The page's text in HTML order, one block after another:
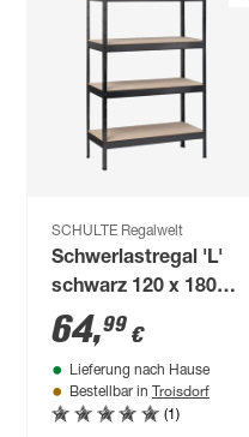
SCHULTE Regalwelt
Schwerlastregal 'L'
schwarz 120 x 180 x
40 cm, 4 Böden à
150 kg
64,99 €
Lieferung nach Hause
Bestellbar in Troisdorf
(1)